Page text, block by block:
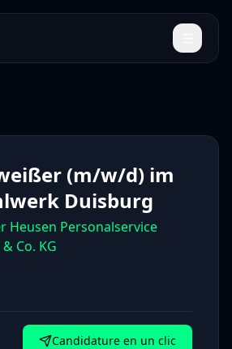
(m/w/d) im
Duisburg
Heusen Personalservice
Co. KG
Candidature en un clic